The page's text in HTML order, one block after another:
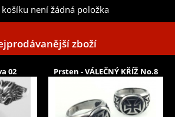
není žádná položka
zboží
02 Prsten - VÁLEČNÝ KŘÍŽ No.8